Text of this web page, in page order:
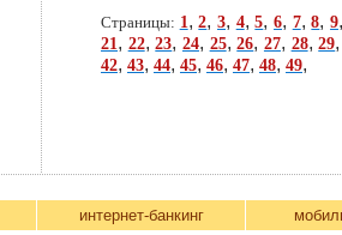
Страницы: 1,2,3, 4,5,6, 7,8,9
21, 22,23, 24, 25,26, 27, 28,29
42, 43, 44, 45, 46, 47, 48, 49,
интернет-банкинг